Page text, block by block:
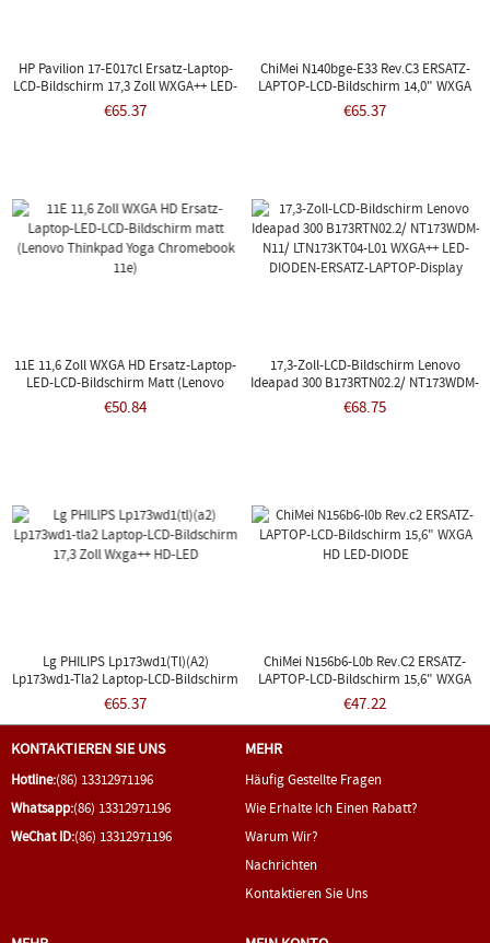
HP Pavilion 17-E017cl Ersatz-Laptop-
LCD-Bildschirm 17,3 Zoll WXGA++ LED-
DIODE 17-E017DX 17-E019DX
€65.37
ChiMei N140bge-E33 Rev.c3 ERSATZ-
LAPTOP-LCD-Bildschirm 14,0" WXGA
HD LED-DIODE
€65.37
11E 11,6 Zoll WXGA HD Ersatz-Laptop-
LED-LCD-Bildschirm Matt (Lenovo
Thinkpad Yoga Chromebook 11e)
€50.84
17,3-Zoll-LCD-Bildschirm Lenovo
Ideapad 300 B173RTN02.2/ NT173WDM-
N11/ LTN173KT04-L01 WXGA++ LED-
DIODEN-ERSATZ-LAPTOP-Display
€68.75
Lg PHILIPS Lp173wd1(tl)(a2)
Lp173wd1-Tla2 Laptop-LCD-Bildschirm
17,3 Zoll Wxga++ HD-LED
€65.37
ChiMei N156b6-L0b Rev.c2 ERSATZ-
LAPTOP-LCD-Bildschirm 15,6" WXGA
HD LED-DIODE
€47.22
KONTAKTIEREN SIE UNS
Hotline:(86) 13312971196
Whatsapp:(86) 13312971196
WeChat ID:(86) 13312971196
MEHR
Häufig Gestellte Fragen
Wie Erhalte Ich Einen Rabatt?
Warum Wir?
Nachrichten
Kontaktieren Sie Uns